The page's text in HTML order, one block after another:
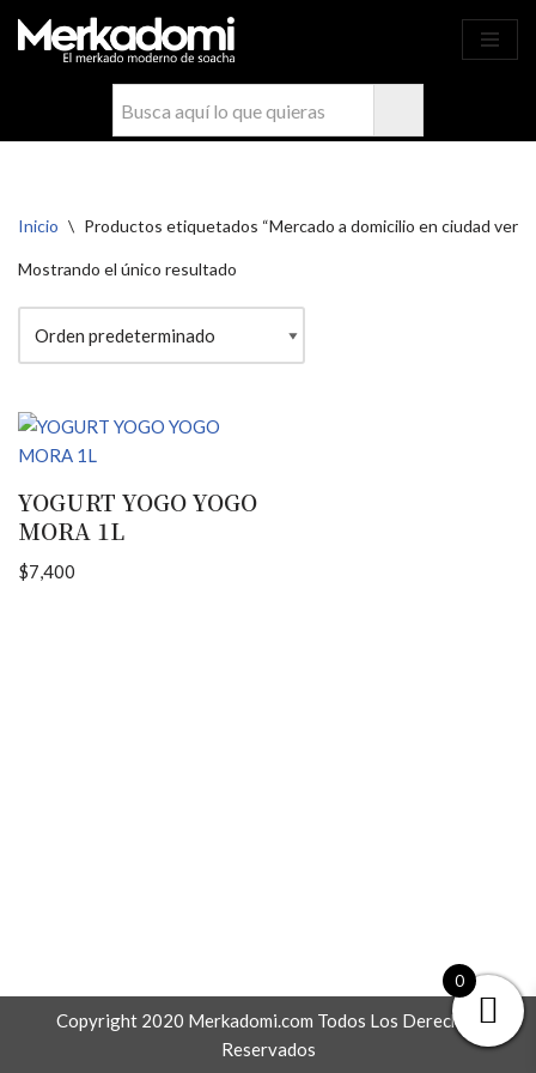
Saltar
Inicio \ Productos etiquetados “Mercado a domicilio en ciudad
Mostrando el único resultado
YOGURT YOGO YOGO
MORA 1L
$7,400
Copyright 2020 Merkadomi.com Todos Los Derechos
Reservados
Ahora compra fácil y rápido por
WhatsApp en Soacha
0